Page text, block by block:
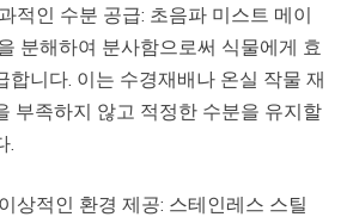
적인 수분 공급: 초음파 미스트 메이
분해하여 분사함으로써 식물에게 효
합니다. 이는 수경재배나 온실 작물 재
부족하지 않고 적정한 수분을 유지할
.
상적인 환경 제공: 스테인레스 스틸